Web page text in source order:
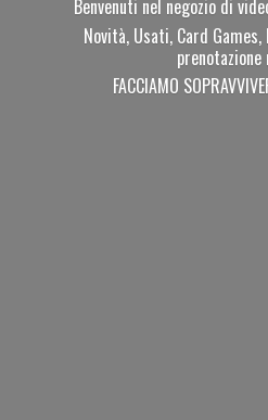
Benvenuti nel negozio di
Novità, Usati, Card
prenotazione
FACCIAMO